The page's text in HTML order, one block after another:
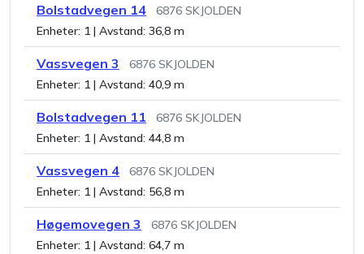
Bolstadvegen 14
6876 SKJOLDEN
Enheter: 1 | Avstand: 36,8 m
Vassvegen 3 6876 SKJOLDEN
Enheter: 1 | Avstand: 40,9 m
Bolstadvegen 11 6876 SKJOLDEN
Enheter: 1 | Avstand: 44,8 m
Vassvegen 4 6876 SKJOLDEN
Enheter: 1 | Avstand: 56,8 m
Høgemovegen 3 6876 SKJOLDEN
Enheter: 1 | Avstand: 64,7 m